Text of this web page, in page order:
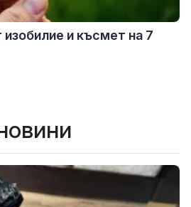
изобилие и късмет на 7